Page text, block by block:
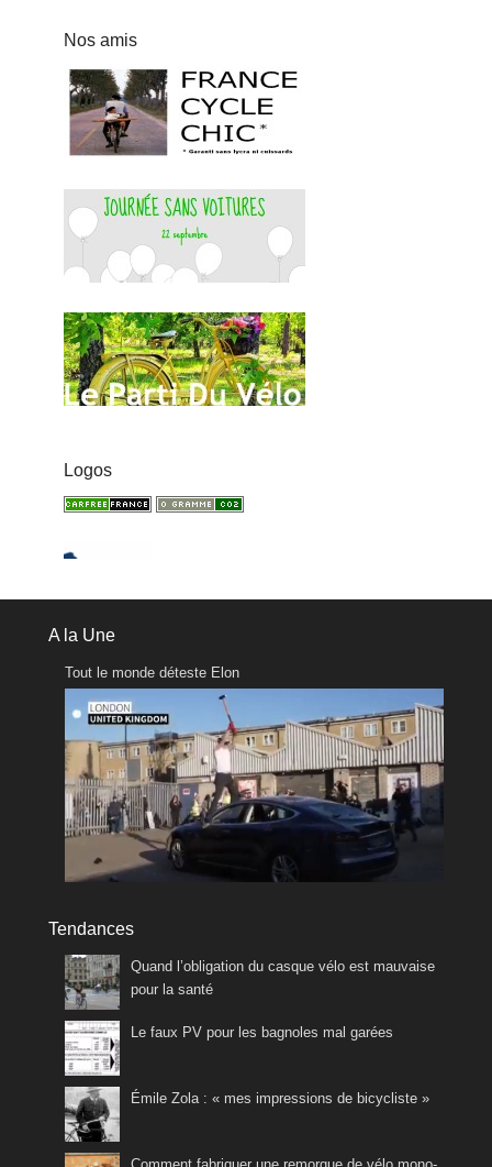
Nos amis
Logos
A la Une
Tout le monde déteste Elon
Tendances
Quand l’obligation du casque vélo est mauvaise
pour la santé
Le faux PV pour les bagnoles mal garées
Émile Zola : « mes impressions de bicycliste »